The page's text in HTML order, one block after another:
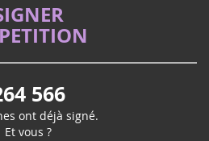
566
ont déjà signé.
Et vous ?